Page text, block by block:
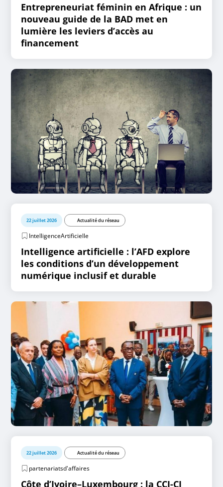
Entrepreneuriat féminin en Afrique : un
nouveau guide de la BAD met en
lumière les leviers d’accès au
financement
22 juillet 2026 Actualité du réseau
IntelligenceArtificielle
Intelligence artificielle : l’AFD explore
les conditions d’un développement
numérique inclusif et durable
22 juillet 2026 Actualité du réseau
partenariatsd'affaires
Côte d’Ivoire–Luxembourg : la CCI-CI